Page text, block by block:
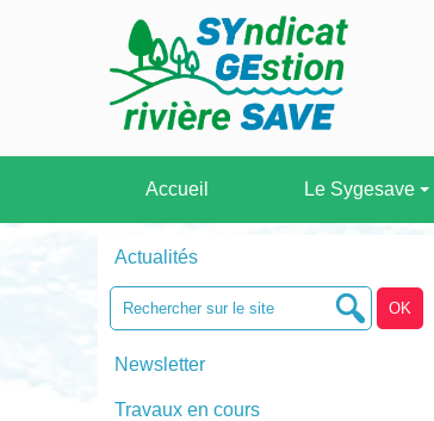
Accueil Le Sygesave
Actualités
Newsletter
Travaux en cours